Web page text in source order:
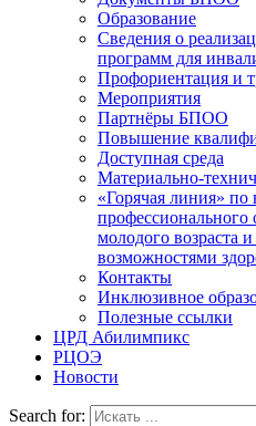
Образование
Сведения о
программ для
Профориентация и
Мероприятия
Партнёры БПОО
Повышение
Доступная среда
Материально-
«Горячая линия»
профессионального
молодого возраста
возможностями
Контакты
Инклюзивное
Полезные ссылки
ЦРД Абилимпикс
РЦОЭ
Новости
Search for: